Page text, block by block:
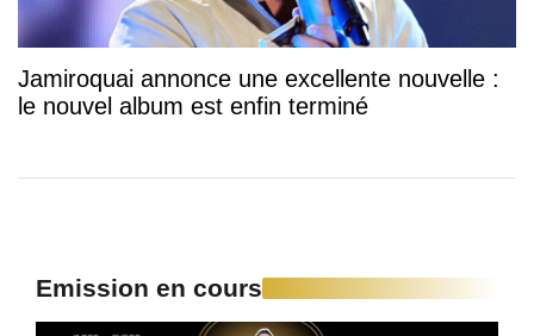
Jamiroquai annonce une excellente nouvelle :
le nouvel album est enfin terminé
Emission en cours